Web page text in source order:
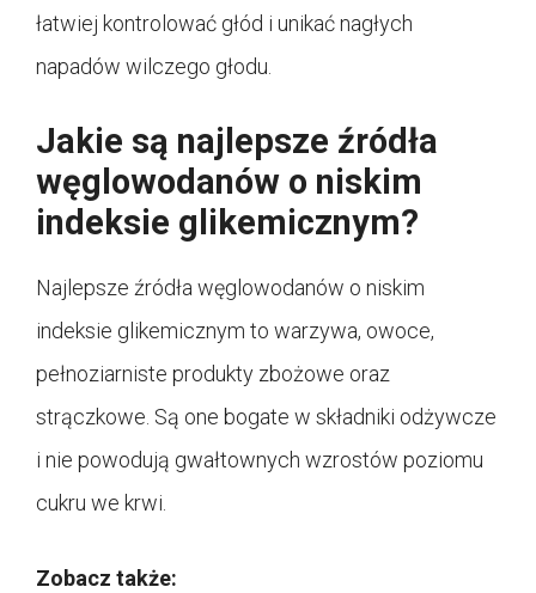
łatwiej kontrolować głód i unikać nagłych
napadów wilczego głodu.
Jakie są najlepsze źródła
węglowodanów o niskim
indeksie glikemicznym?
Najlepsze źródła węglowodanów o niskim
indeksie glikemicznym to warzywa, owoce,
pełnoziarniste produkty zbożowe oraz
strączkowe. Są one bogate w składniki odżywcze
i nie powodują gwałtownych wzrostów poziomu
cukru we krwi.
Zobacz także: